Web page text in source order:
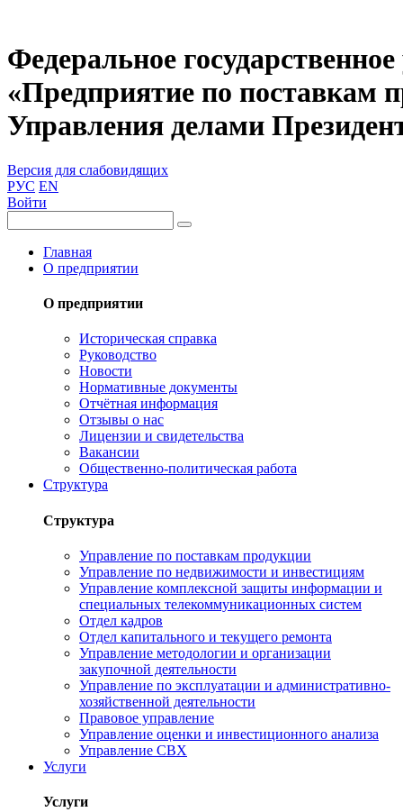
Федеральное
«Предприятие по поставкам
Управления делами
Версия для слабовидящих
РУС EN
Войти
Главная
О предприятии
О предприятии
Историческая справка
Руководство
Новости
Нормативные документы
Отчётная информация
Отзывы о нас
Лицензии и свидетельства
Вакансии
Общественно-политическая работа
Структура
Структура
Управление по поставкам продукции
Управление по недвижимости и инвестициям
Управление комплексной защиты информации и
специальных телекоммуникационных систем
Отдел кадров
Отдел капитального и текущего ремонта
Управление методологии и организации
закупочной деятельности
Управление по эксплуатации и административно-
хозяйственной деятельности
Правовое управление
Управление оценки и инвестиционного анализа
Управление СВХ
Услуги
Услуги